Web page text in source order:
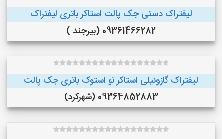
لیفتراک دستی جک پالت استاکر باتری لیفتراک
09361466282 (بیرجند )
لیفتراک گازوئیلی استاکر نو استوک باتری جک پالت
09364852883 (شهرکرد)